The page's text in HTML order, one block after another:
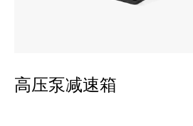
高压泵减速箱